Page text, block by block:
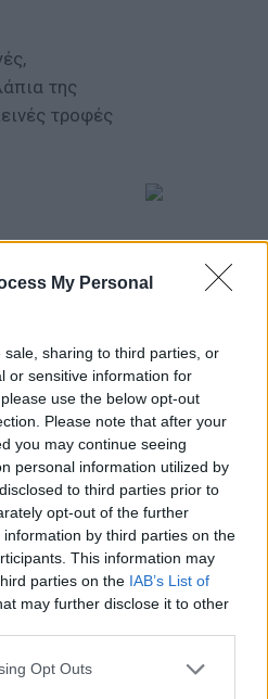
My Personal
sharing to third parties, or
or sensitive information for
use the below opt-out
Please note that after your
you may continue seeing
personal information utilized by
to third parties prior to
opt-out of the further
by third parties on the
This information may
parties on the IAB’s List of
may further disclose it to other
Opt Outs
της
τροφές
σας. Αυτά
για να
σας
να
ότι είναι